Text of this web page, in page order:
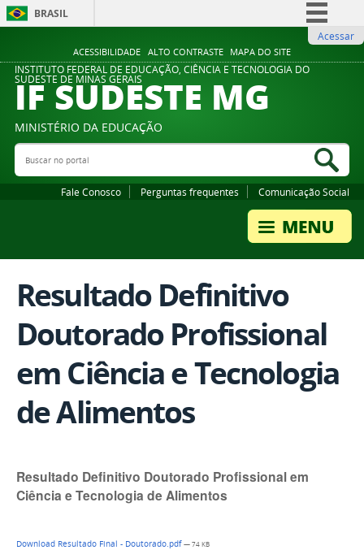
ACESSIBILIDADE ALTO CONTRASTE MAPA DO SITE
BRASIL
Comunica BR
Participe
Legislação
Acessar
INSTITUTO FEDERAL DE EDUCAÇÃO, CIÊNCIA E TECNOLOGIA DO
SUDESTE DE MINAS GERAIS
IF SUDESTE MG
MINISTÉRIO DA EDUCAÇÃO
Buscar no portal
Fale Conosco Perguntas frequentes Comunicação Social
Resultado Definitivo
Doutorado Profissional
em Ciência e Tecnologia
de Alimentos
Resultado Definitivo Doutorado Profissional em
Ciência e Tecnologia de Alimentos
Download Resultado Final - Doutorado.pdf— 74 KB